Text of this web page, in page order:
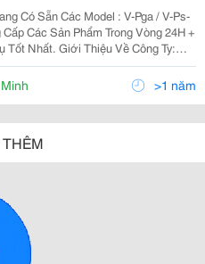
Có Sẵn Các Model : V-Pga / V-Ps-
Các Sản Phẩm Trong Vòng 24H +
Thiệu Về Công Ty:
Biết Đến Như Là Một Công Ty
Cung Cấp Máy Móc Chấ
>1 năm